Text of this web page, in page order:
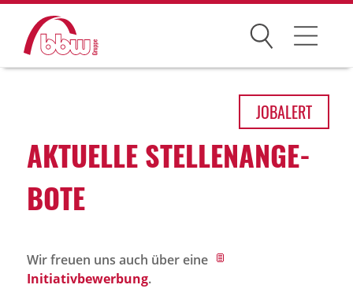
Suchen
Über uns
Historie
JOBALERT
AKTU­ELLE STEL­LEN­AN­GE­
BOTE
Wir freuen uns auch über eine
Initiativbewerbung.